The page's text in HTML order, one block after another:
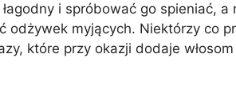
i spróbować go spieniać,
myjących. Niektórzy co
które przy okazji dodaje